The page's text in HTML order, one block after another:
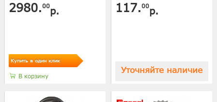
2980.00р.
Купить в один клик
В корзину
117.00р.
Уточняйте наличие